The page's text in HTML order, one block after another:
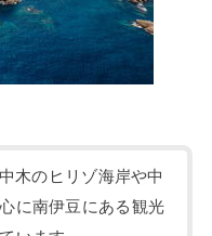
木のヒリゾ海岸や中
に南伊豆にある観光